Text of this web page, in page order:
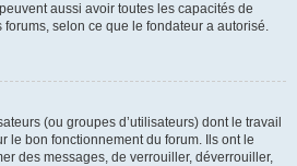
aussi avoir toutes les capacités de
forums, selon ce que le fondateur a autorisé.
(ou groupes d’utilisateurs) dont le travail
le bon fonctionnement du forum. Ils ont le
des messages, de verrouiller, déverrouiller,